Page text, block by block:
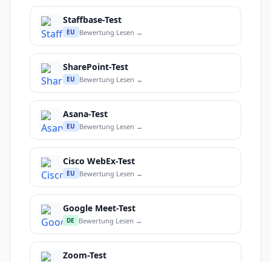
Staffbase-Test
EU Bewertung Lesen →
SharePoint-Test
EU Bewertung Lesen →
Asana-Test
EU Bewertung Lesen →
Cisco WebEx-Test
EU Bewertung Lesen →
Google Meet-Test
DE Bewertung Lesen →
Zoom-Test